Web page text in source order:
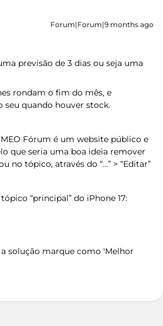
Forum|Forum|9 months ago
previsão de 3 dias ou seja uma
rondam o fim do mês, e
seu quando houver stock.
Fórum é um website público e
que seria uma boa ideia remover
no tópico, através do “...” > “Editar”
“principal” do iPhone 17:
solução marque como 'Melhor